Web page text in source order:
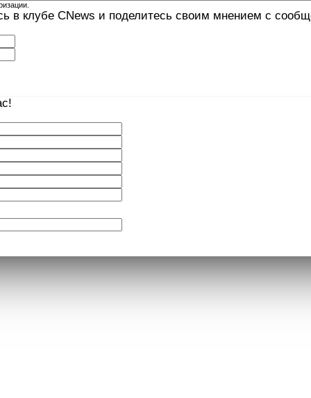
в клубе CNews и поделитесь своим мнением с